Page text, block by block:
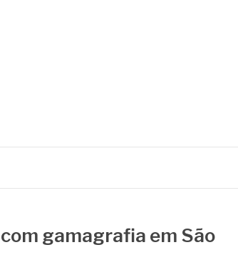
gamagrafia em São